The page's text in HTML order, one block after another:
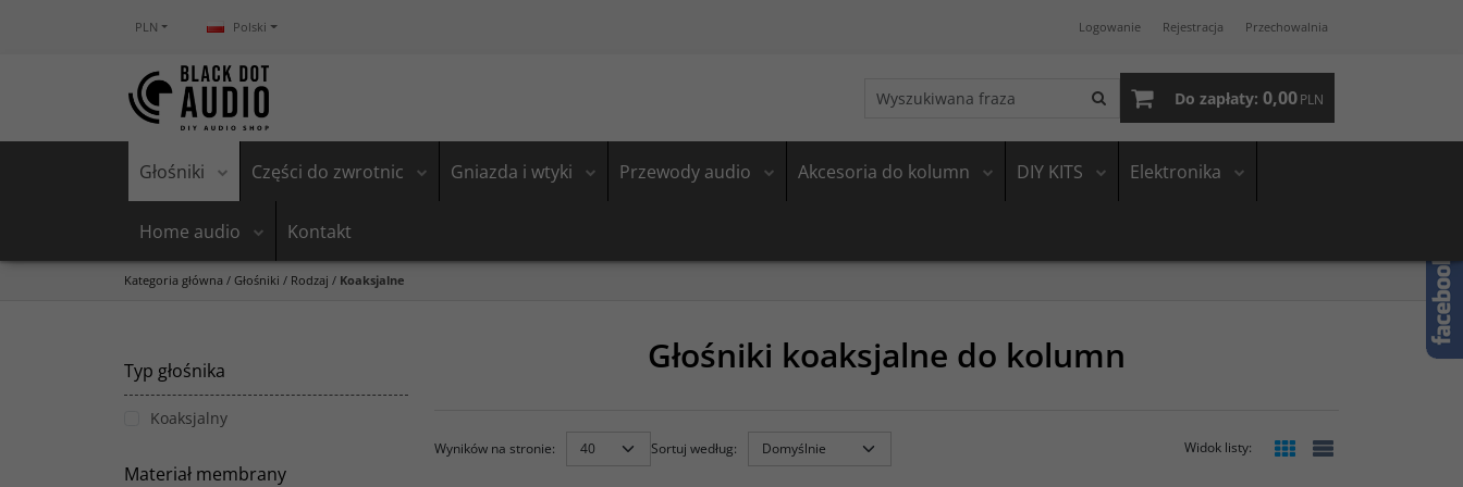
PLN Polski Logowanie Rejestracja Przechowalnia
Do zapłaty: 0,00PLN
Głośniki Części do zwrotnic Gniazda i wtyki Przewody audio Akcesoria do kolumn DIY KITS Elektronika
Home audio Kontakt
Kategoria główna / Głośniki / Rodzaj / Koaksjalne
Głośniki koaksjalne do kolumn
Wyników na stronie: Sortuj według: Widok listy:
Typ głośnika
Koaksjalny
Materiał membrany